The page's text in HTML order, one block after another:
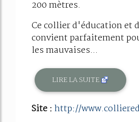
200 mètres.
Ce collier d'éducation et
convient parfaitement
les mauvaises...
LIRE LA SUITE
Site : http://